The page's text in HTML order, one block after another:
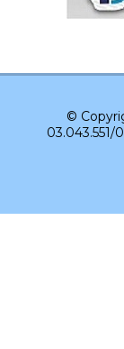
©
03.043.551/